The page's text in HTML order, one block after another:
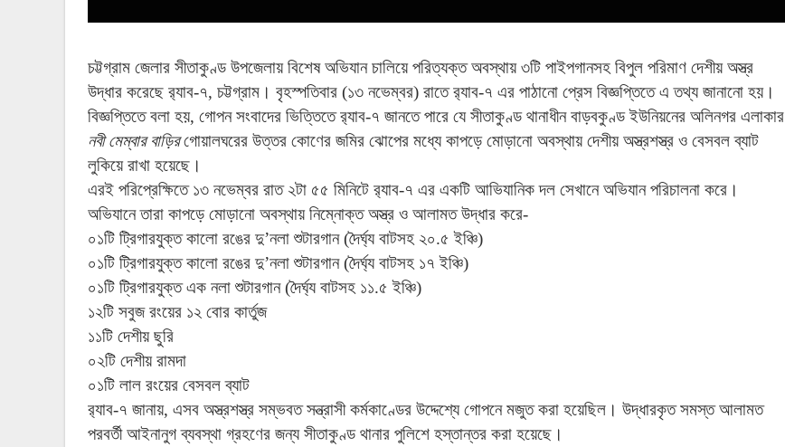
চট্টগ্রাম জেলার সীতাকুণ্ড উপজেলায় বিশেষ অভিযান চালিয়ে পরিত্যক্ত অবস্থায় ৩টি পাইপগানসহ বিপুল পরিমাণ দেশীয় অস্ত্র
উদ্ধার করেছে র‌্যাব-৭, চট্টগ্রাম। বৃহস্পতিবার (১৩ নভেম্বর) রাতে র‌্যাব-৭ এর পাঠানো প্রেস বিজ্ঞপ্তিতে এ তথ্য জানানো হয়।
বিজ্ঞপ্তিতে বলা হয়, গোপন সংবাদের ভিত্তিতে র‌্যাব-৭ জানতে পারে যে সীতাকুণ্ড থানাধীন বাড়বকুণ্ড ইউনিয়নের অলিনগর এলাকার
নবী মেম্বার বাড়ির গোয়ালঘরের উত্তর কোণের জমির ঝোপের মধ্যে কাপড়ে মোড়ানো অবস্থায় দেশীয় অস্ত্রশস্ত্র ও বেসবল ব্যাট
লুকিয়ে রাখা হয়েছে।
এরই পরিপ্রেক্ষিতে ১৩ নভেম্বর রাত ২টা ৫৫ মিনিটে র‌্যাব-৭ এর একটি আভিযানিক দল সেখানে অভিযান পরিচালনা করে।
অভিযানে তারা কাপড়ে মোড়ানো অবস্থায় নিম্নোক্ত অস্ত্র ও আলামত উদ্ধার করে-
০১টি ট্রিগারযুক্ত কালো রঙের দু’নলা শুটারগান(দৈর্ঘ্য বাটসহ ২০.৫ ইঞ্চি)
০১টি ট্রিগারযুক্ত কালো রঙের দু’নলা শুটারগান(দৈর্ঘ্য বাটসহ ১৭ ইঞ্চি)
০১টি ট্রিগারযুক্ত এক নলা শুটারগান(দৈর্ঘ্য বাটসহ ১১.৫ ইঞ্চি)
১২টি সবুজ রংয়ের ১২ বোর কার্তুজ
১১টি দেশীয় ছুরি
০২টি দেশীয় রামদা
০১টি লাল রংয়ের বেসবল ব্যাট
র‌্যাব-৭ জানায়, এসব অস্ত্রশস্ত্র সম্ভবত সন্ত্রাসী কর্মকাণ্ডের উদ্দেশ্যে গোপনে মজুত করা হয়েছিল। উদ্ধারকৃত সমস্ত আলামত
পরবর্তী আইনানুগ ব্যবস্থা গ্রহণের জন্য সীতাকুণ্ড থানার পুলিশে হস্তান্তর করা হয়েছে।